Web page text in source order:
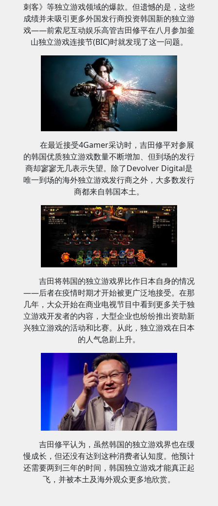
刺客》等独立游戏领域的爆款。但遗憾的是，这些
成绩并未吸引更多外国发行商投资韩国新的独立游
戏——前索尼互动娱乐高管吉田修平在八月参加釜
山独立游戏连接节(BIC)时就发现了这一问题。
在最近接受4Gamer采访时，吉田修平对参展
的韩国优质独立游戏数量不断增加、但到场的发行
商却寥寥无几表示失望。除了Devolver Digital是
唯一到场的海外独立游戏发行商之外，大多数发行
商都来自韩国本土。
吉田将韩国的独立游戏界比作日本自身的情况
——后者在疫情时期才开始被更广泛地接受。在那
几年，大众开始在商业电视节目中看到更多关于独
立游戏开发者的内容，大型企业也纷纷推出资助新
兴独立游戏的活动和比赛。从此，独立游戏在日本
的人气急剧上升。
吉田修平认为，虽然韩国的独立游戏界也在缓
慢成长，但还没有达到这种消费者认知度。他预计
还需要两到三年的时间，韩国独立游戏才能真正起
飞，并被本土及海外观众更多地欣赏。